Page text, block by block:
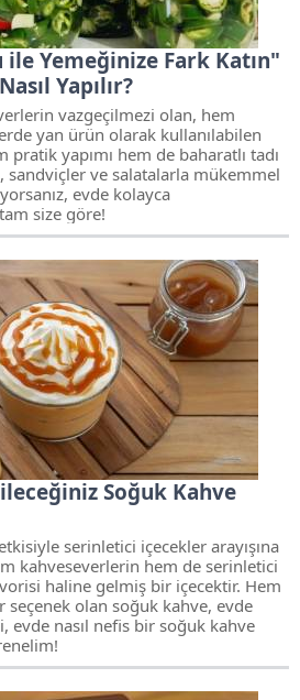
ile Yemeğinize Fark Katın"
Yapılır?
vazgeçilmezi olan, hem
yan ürün olarak kullanılabilen
yapımı hem de baharatlı tadı
sandviçler ve salatalarla mükemmel
evde kolayca
size göre!
Soğuk Kahve
serinletici içecekler arayışına
kahveseverlerin hem de serinletici
haline gelmiş bir içecektir. Hem
olan soğuk kahve, evde
evde nasıl nefis bir soğuk kahve